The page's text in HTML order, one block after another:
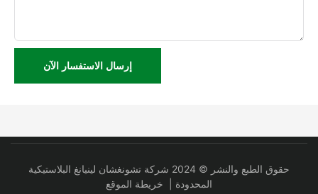
إرسال الاستفسار الآن
حقوق الطبع والنشر © 2024 شركة تشونغشان لينيانغ البلاستيكية
المحدودة |
خريطة الموقع